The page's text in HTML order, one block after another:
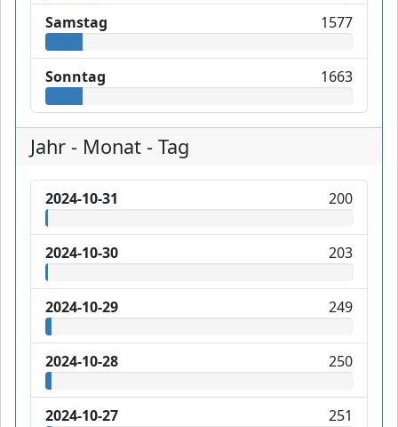
Samstag 1577
Sonntag 1663
Jahr - Monat - Tag
2024-10-31 200
2024-10-30 203
2024-10-29 249
2024-10-28 250
2024-10-27 251